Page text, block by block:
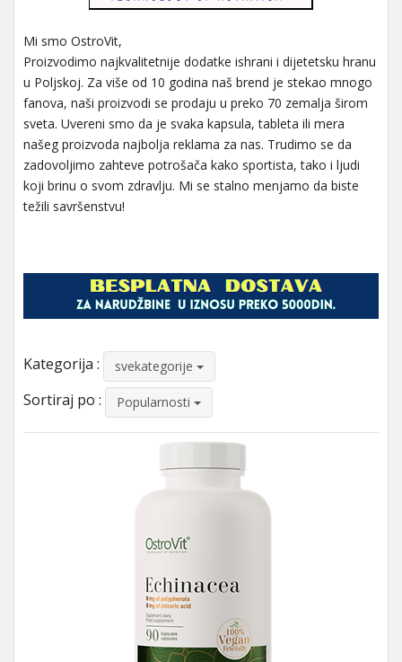
Mi smo OstroVit,
Proizvodimo najkvalitetnije dodatke ishrani i dijetetsku hranu
u Poljskoj. Za više od 10 godina naš brend je stekao mnogo
fanova, naši proizvodi se prodaju u preko 70 zemalja širom
sveta. Uvereni smo da je svaka kapsula, tableta ili mera
našeg proizvoda najbolja reklama za nas. Trudimo se da
zadovoljimo zahteve potrošača kako sportista, tako i ljudi
koji brinu o svom zdravlju. Mi se stalno menjamo da biste
težili savršenstvu!
Kategorija : svekategorije
Sortiraj po : Popularnosti